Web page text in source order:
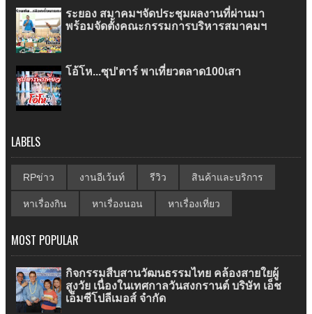
ระยอง สมาคมฯจัดประชุมผลงานที่ผ่านมา
พร้อมจัดตั้งคณะกรรมการบริหารสมาคมฯ
โอ้โห...ซุป'ตาร์ พาเที่ยวตลาด100เสา
LABELS
RPข่าว งานอีเว้นท์ รีวิว สินค้าและบริการ
หาเรื่องกิน หาเรื่องนอน หาเรื่องเที่ยว
MOST POPULAR
กิจกรรมสืบสานวัฒนธรรมไทย คล้องสายใยผู้
สูงวัย เนื่องในเทศกาลวันสงกรานต์ บริษัท เอ็ช
เอ็มซีโปลีเมอส์ จำกัด